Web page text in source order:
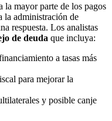
la mayor parte de los pagos
la administración de
respuesta. Los analistas
de deuda que incluya:
a tasas más
para mejorar la
y posible canje